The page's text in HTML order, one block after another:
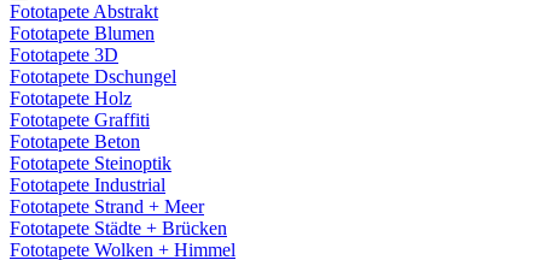
Fototapete Abstrakt
Fototapete Blumen
Fototapete 3D
Fototapete Dschungel
Fototapete Holz
Fototapete Graffiti
Fototapete Beton
Fototapete Steinoptik
Fototapete Industrial
Fototapete Strand + Meer
Fototapete Städte + Brücken
Fototapete Wolken + Himmel